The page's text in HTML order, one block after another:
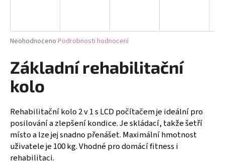
Průměrné
produktu
je
0,0
hvězdiček.
Neohodnoceno Podrobnosti hodnocení
Základní rehabilitační
kolo
Rehabilitační kolo 2 v 1 s LCD počítačem je ideální pro
posilování a zlepšení kondice. Je skládací, takže šetří
místo a lze jej snadno přenášet. Maximální hmotnost
uživatele je 100 kg. Vhodné pro domácí fitness i
rehabilitaci.
D
o
p
r
u
č
u
j